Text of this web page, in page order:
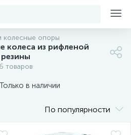
колесные опоры
колеса из рифленой
резины
6 товаров
Только в наличии
По популярности